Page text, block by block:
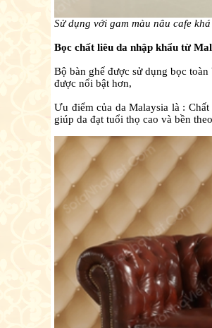
Sử dụng với gam màu nâu cafe
Bọc chất liêu da nhập khẩu từ
Bộ bàn ghế được sử dụng bọc
được nổi bật hơn,
Ưu điểm của da Malaysia là :
giúp da đạt tuổi thọ cao và bền